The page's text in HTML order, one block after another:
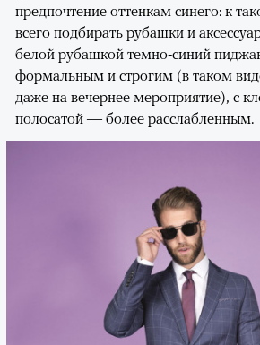
предпочтение оттенкам синего: к
всего подбирать рубашки и
белой рубашкой темно-синий
формальным и строгим (в таком
даже на вечернее мероприятие), с
полосатой — более расслабленным.